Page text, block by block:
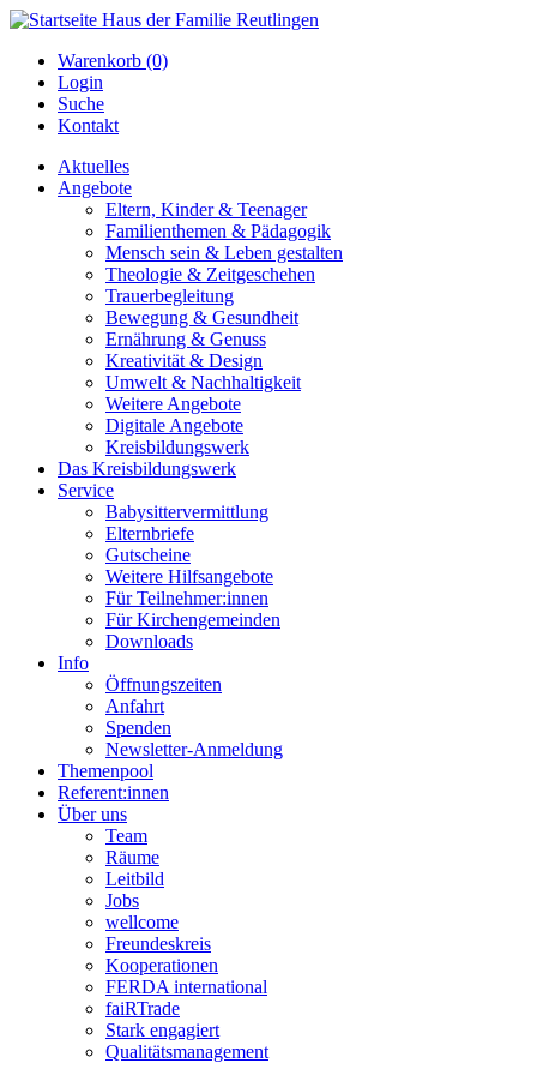
Warenkorb (0)
Login
Suche
Kontakt
Aktuelles
Angebote
Eltern, Kinder & Teenager
Familienthemen & Pädagogik
Mensch sein & Leben gestalten
Theologie & Zeitgeschehen
Trauerbegleitung
Bewegung & Gesundheit
Ernährung & Genuss
Kreativität & Design
Umwelt & Nachhaltigkeit
Weitere Angebote
Digitale Angebote
Kreisbildungswerk
Das Kreisbildungswerk
Service
Babysittervermittlung
Elternbriefe
Gutscheine
Weitere Hilfsangebote
Für Teilnehmer:innen
Für Kirchengemeinden
Downloads
Info
Öffnungszeiten
Anfahrt
Spenden
Newsletter-Anmeldung
Themenpool
Referent:innen
Über uns
Team
Räume
Leitbild
Jobs
wellcome
Freundeskreis
Kooperationen
FERDA international
faiRTrade
Stark engagiert
Qualitätsmanagement